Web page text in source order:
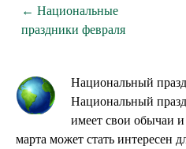
← Национальные
праздники февраля
Национальный
Национальный
имеет свои обычаи
марта может стать интересен